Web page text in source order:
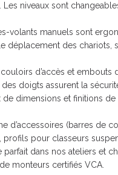
niveaux sont
volants manuels sont
déplacement des chariots,
d’accès et embouts
doigts assurent la
de dimensions et finitions
d’accessoires (barres de
profils pour classeurs
parfait dans nos ateliers et
monteurs certifiés VCA.